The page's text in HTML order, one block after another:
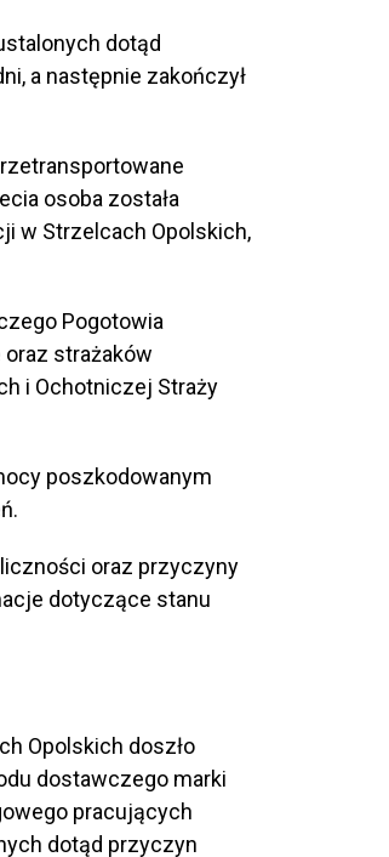
dotąd
a następnie zakończył
osoba została
w Strzelcach Opolskich,
Pogotowia
strażaków
i Ochotniczej Straży
poszkodowanym
oraz przyczyny
dotyczące stanu
Opolskich doszło
dostawczego marki
pracujących
dotąd przyczyn